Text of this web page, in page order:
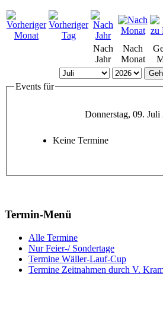
Nach
Jahr
Nach
Monat
Events für
Donnerstag, 09. Juli
Keine Termine
Termin-Menü
Alle Termine
Nur Feier-/ Sondertage
Termine Wäller-Lauf-Cup
Termine Zeitnahmen durch V.